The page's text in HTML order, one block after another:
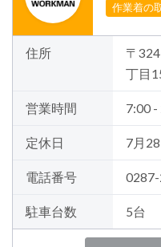
作業着の
住所
〒
丁目
営業時間 7:00 -
定休日 7月
電話番号
駐車台数 5台